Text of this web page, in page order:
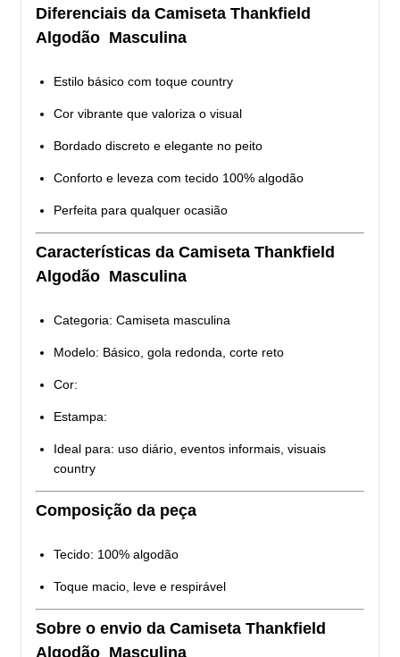
Diferenciais da Camiseta Thankfield
Algodão Masculina
Estilo básico com toque country
Cor vibrante que valoriza o visual
Bordado discreto e elegante no peito
Conforto e leveza com tecido 100% algodão
Perfeita para qualquer ocasião
Características da Camiseta Thankfield
Algodão Masculina
Categoria: Camiseta masculina
Modelo: Básico, gola redonda, corte reto
Cor:
Estampa:
Ideal para: uso diário, eventos informais, visuais
country
Composição da peça
Tecido: 100% algodão
Toque macio, leve e respirável
Sobre o envio da Camiseta Thankfield
Algodão Masculina